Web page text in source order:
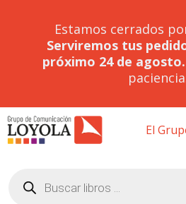
Estamos cerrados
Serviremos tus
próximo 24 de agosto.
El
productos